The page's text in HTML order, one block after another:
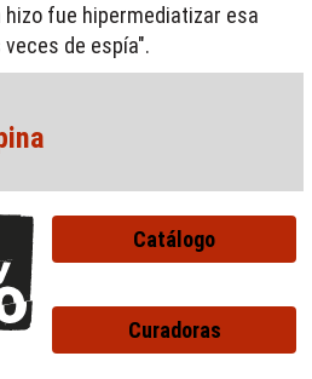
fue hipermediatizar esa
de espía".
Catálogo
Curadoras